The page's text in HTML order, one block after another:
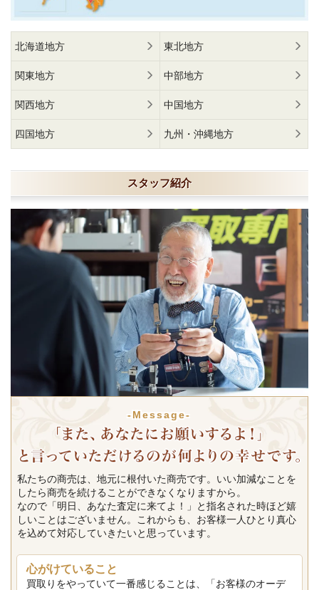
北海道地方 東北地方
関東地方 中部地方
関西地方 中国地方
四国地方 九州・沖縄地方
スタッフ紹介
-Message-
私たちの商売は、地元に根付いた商売です。いい加減なことを
したら商売を続けることができなくなりますから。
なので「明日、あなた査定に来てよ！」と指名された時ほど嬉
しいことはございません。これからも、お客様一人ひとり真心
を込めて対応していきたいと思っています。
心がけていること
買取りをやっていて一番感じることは、「お客様のオーデ